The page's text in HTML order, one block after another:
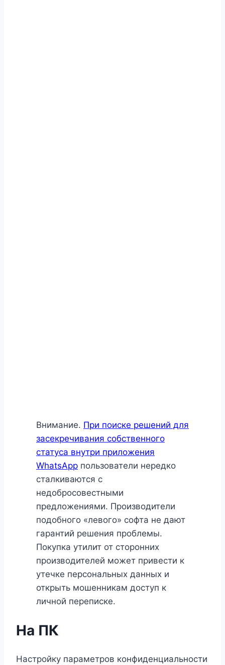
Внимание. При поиске решений для
засекречивания собственного
статуса внутри приложения
WhatsApp пользователи нередко
сталкиваются с
недобросовестными
предложениями. Производители
подобного «левого» софта не дают
гарантий решения проблемы.
Покупка утилит от сторонних
производителей может привести к
утечке персональных данных и
открыть мошенникам доступ к
личной переписке.
На ПК
Настройку параметров конфиденциальности